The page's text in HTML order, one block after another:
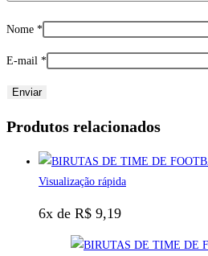
Nome *
E-mail *
Produtos relacionados
Visualização rápida
6x de R$ 9,19